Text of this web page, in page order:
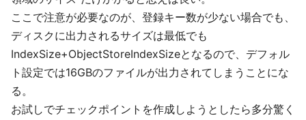
ここで注意が必要なのが、登録キー数が少ない場合でも、
ディスクに出力されるサイズは最低でも
IndexSize+ObjectStoreIndexSizeとなるので、デフォル
ト設定では16GBのファイルが出力されてしまうことにな
る。
お試しでチェックポイントを作成しようとしたら多分驚く